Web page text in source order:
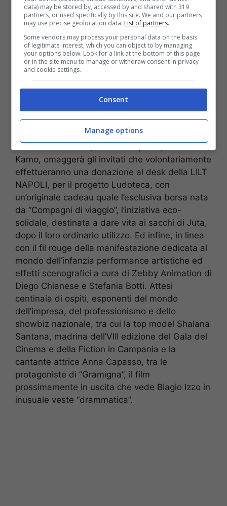
attesa per la “love surprice”, by “Da Pasqualino”
la storica ditta nel segmento “pizza” del Borgo
Loreto di Napoli, brillantemente rappresentata
dall’intera famiglia Gallifuoco, il maestro
Giovanni Gallifuoco con la moglie Annamaria
Mazzotta, le figlie Lella istruttrice Upter, Linda,
Angela, Rosa e la signora Giovanna Mazzotta.
Durante la serata, gli ospiti potranno degustare
, al punto bar , le pregiate miscele di Caffè
Kamo, un brand giovane ma di antica
tradizione, particolarmente sensibile alle
Kamo, omaggerà gli invitati che volontariamente
effettueranno una donazione al desk della LILT
NAPOLI, per il progetto Ludoteca, con
un’originale cadeau quale l’esclusiva borsa nata
da “Compagni di viaggio”, l’iniziativa eco-
solidale, destinata a dare vita ai sacchi di Juta,
dopo il loro ordinario utilizzo. Ed infine, in linea
con il fil rouge della manifestazione dedicata al
mondo dell’infanzia performance artistiche ed
effetti scenografici a cura di Zebby Animation di
Diego Chianese e Stefania Botti. Attesi
centinaia di ospiti, esponenti del mondo
dell’impresa, del professionismo e dello
showbiz nazionale, tra cui la top model Shalana
Santana, madrina dell’VIII edizione del Gala del
Cinema e della Fiction in Campania e la
cantante attrice Anna Capasso, tra le
protagoniste di “Gramigna”, il film
prossimamente in uscita che vede Biagio Izzo in
inusuale veste “drammatica”.
data) may be stored by, accessed by and shared with 319
partners, or used specifically by this site. We and our partners
may use precise geolocation data. List of partners.
Some vendors may process your personal data on the basis
of legitimate interest, which you can object to by managing
your options below. Look for a link at the bottom of this page
or in the site menu to manage or withdraw consent in privacy
and cookie settings.
Consent
Manage options